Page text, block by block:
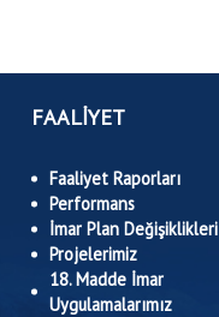
FAALİYET
Faaliyet Raporları
Performans
İmar Plan Değişiklikleri
Projelerimiz
18. Madde İmar
Uygulamalarımız